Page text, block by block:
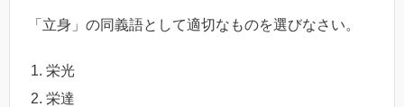
「立身」の同義語として適切なものを選びなさい。
栄光
栄達